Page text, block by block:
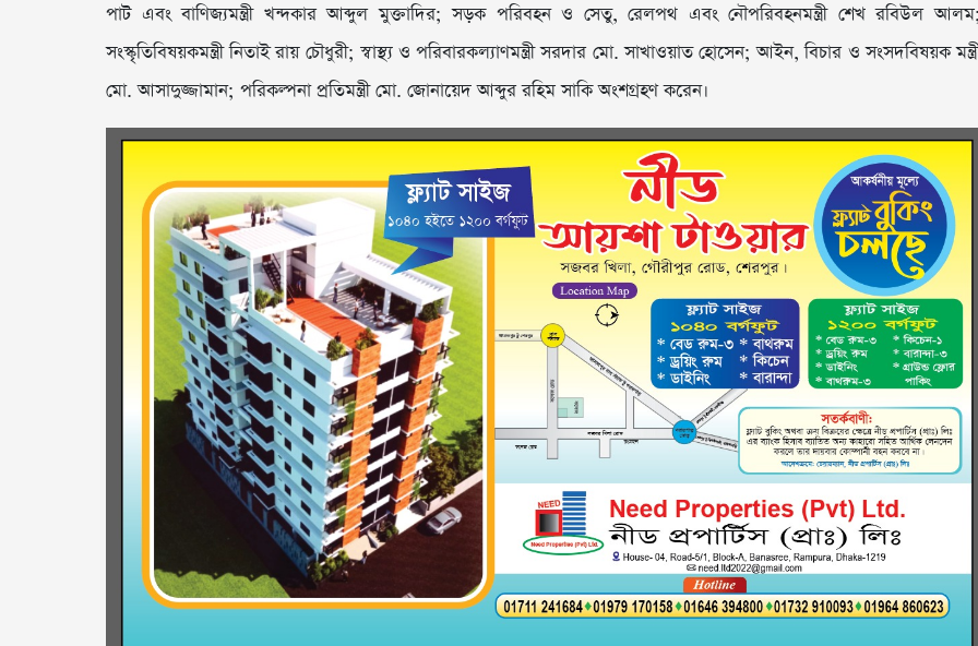
পাট এবং বাণিজ্যমন্ত্রী খন্দকার আব্দুল মুক্তাদির; সড়ক পরিবহন ও সেতু, রেলপথ এবং নৌপরিবহনমন্ত্রী শেখ রবিউল আলম;
সংস্কৃতিবিষয়কমন্ত্রী নিতাই রায় চৌধুরী; স্বাস্থ্য ও পরিবারকল্যাণমন্ত্রী সরদার মো. সাখাওয়াত হোসেন; আইন, বিচার ও সংসদবিষয়ক
মো. আসাদুজ্জামান; পরিকল্পনা প্রতিমন্ত্রী মো. জোনায়েদ আব্দুর রহিম সাকি অংশগ্রহণ করেন।